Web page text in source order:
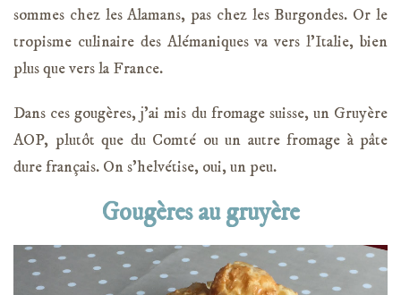
sommes chez les Alamans, pas chez les Burgondes. Or le
tropisme culinaire des Alémaniques va vers l’Italie, bien
plus que vers la France.
Dans ces gougères, j’ai mis du fromage suisse, un Gruyère
AOP, plutôt que du Comté ou un autre fromage à pâte
dure français. On s’helvétise, oui, un peu.
Gougères au gruyère